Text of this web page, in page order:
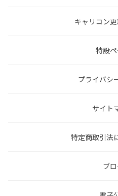
キャリコン
特設
プライバシ
サイト
特定商取引法
ブ